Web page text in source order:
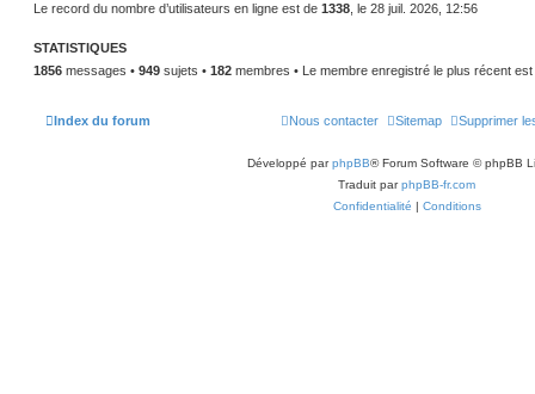
s
e
Le record du nombre d’utilisateurs en ligne est de 1338 , le 28 juil. 2026, 12:56
STATISTIQUES
1856 messages • 949 sujets • 182 membres • Le membre enregistré le plus récent est
Index du forum Supprimer
Sitemap
Nous contacter
Développé parphpBB® Forum Software © phpBB
Traduit parphpBB-fr.com
Confidentialité | Conditions